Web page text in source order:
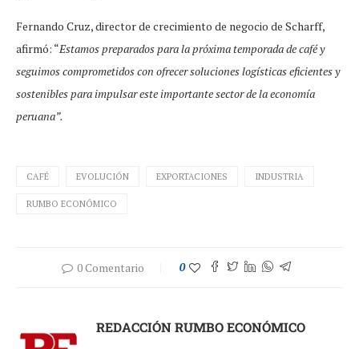
Fernando Cruz, director de crecimiento de negocio de Scharff,
afirmó: “Estamos preparados para la próxima temporada de café y
seguimos comprometidos con ofrecer soluciones logísticas eficientes y
sostenibles para impulsar este importante sector de la economía
peruana”.
CAFÉ EVOLUCIÓN EXPORTACIONES INDUSTRIA
RUMBO ECONÓMICO
0 Comentario 0
REDACCIÓN RUMBO ECONÓMICO